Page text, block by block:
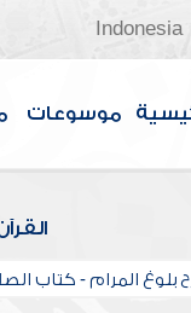
Indonesia
موسوعات
بلوغ المرام - كتاب